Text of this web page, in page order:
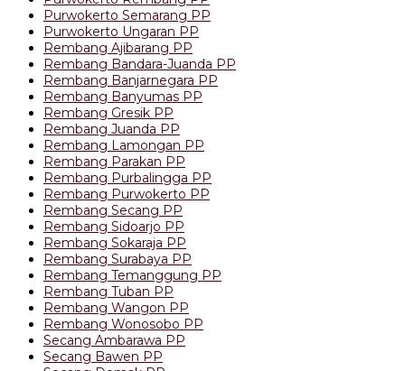
Purwokerto Semarang PP
Purwokerto Ungaran PP
Rembang Ajibarang PP
Rembang Bandara-Juanda PP
Rembang Banjarnegara PP
Rembang Banyumas PP
Rembang Gresik PP
Rembang Juanda PP
Rembang Lamongan PP
Rembang Parakan PP
Rembang Purbalingga PP
Rembang Purwokerto PP
Rembang Secang PP
Rembang Sidoarjo PP
Rembang Sokaraja PP
Rembang Surabaya PP
Rembang Temanggung PP
Rembang Tuban PP
Rembang Wangon PP
Rembang Wonosobo PP
Secang Ambarawa PP
Secang Bawen PP